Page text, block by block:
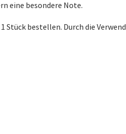
eine besondere Note.
bestellen. Durch die